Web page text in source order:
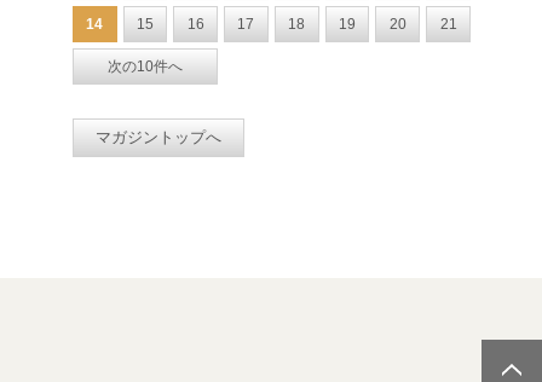
14 15 16 17 18 19 20 21
次の10件へ
マガジントップへ